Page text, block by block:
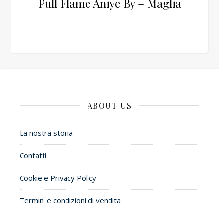
Pull Flame Aniye By – Maglia
ABOUT US
La nostra storia
Contatti
Cookie e Privacy Policy
Termini e condizioni di vendita